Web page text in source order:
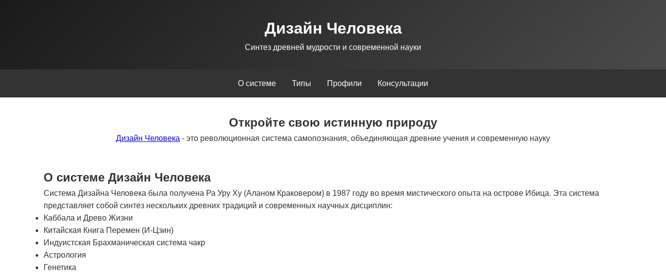
Дизайн Человека
Синтез древней мудрости и современной науки
О системе Типы Профили Консультации
Откройте свою истинную природу
Дизайн Человека - это революционная система самопознания, объединяющая древние учения и современную науку
О системе Дизайн Человека
Система Дизайна Человека была получена Ра Уру Ху (Аланом Краковером) в 1987 году во время мистического опыта на острове Ибица. Эта система
представляет собой синтез нескольких древних традиций и современных научных дисциплин:
Каббала и Древо Жизни
Китайская Книга Перемен (И-Цзин)
Индуистская Брахманическая система чакр
Астрология
Генетика